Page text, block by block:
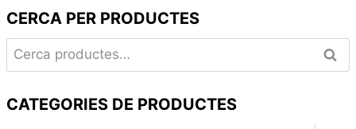
CERCA PER PRODUCTES
Cerca:
CATEGORIES DE PRODUCTES